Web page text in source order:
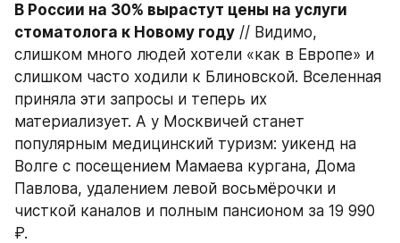
В России на 30% вырастут цены на услуги
стоматолога к Новому году // Видимо,
слишком много людей хотели «как в Европе» и
слишком часто ходили к Блиновской. Вселенная
приняла эти запросы и теперь их
материализует. А у Москвичей станет
популярным медицинский туризм: уикенд на
Волге с посещением Мамаева кургана, Дома
Павлова, удалением левой восьмёрочки и
чисткой каналов и полным пансионом за 19 990
₽.